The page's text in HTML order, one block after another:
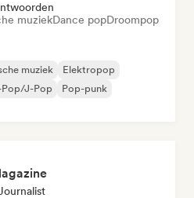
muziekDance popDroompop
muziek
Elektropop
Pop/J-Pop
Pop-punk